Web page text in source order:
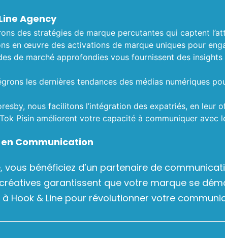
Agency
des stratégies de marque percutantes qui captent
en œuvre des activations de marque uniques pour
de marché approfondies vous fournissent des
les dernières tendances des médias numériques
nous facilitons l’intégration des expatriés, en leur
Pisin améliorent votre capacité à communiquer avec
Communication
vous bénéficiez d’un partenaire de
garantissent que votre marque se
Hook & Line pour révolutionner votre